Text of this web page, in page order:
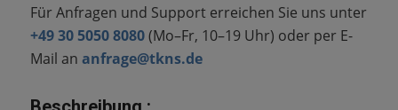
Für Anfragen und Support erreichen Sie uns unter
+49 30 5050 8080(Mo–Fr, 10–19 Uhr) oder per E-
Mail an anfrage@tkns.de